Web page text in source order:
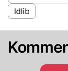
Idlib